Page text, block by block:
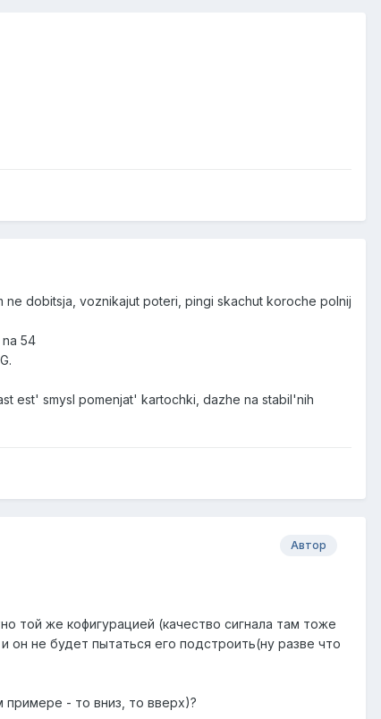
dobitsja, voznikajut poteri, pingi skachut koroche polnij
54
est' smysl pomenjat' kartochki, dazhe na stabil'nih
Автор
той же кофигурацией (качество сигнала там тоже
он не будет пытаться его подстроить(ну разве что
примере - то вниз, то вверх)?